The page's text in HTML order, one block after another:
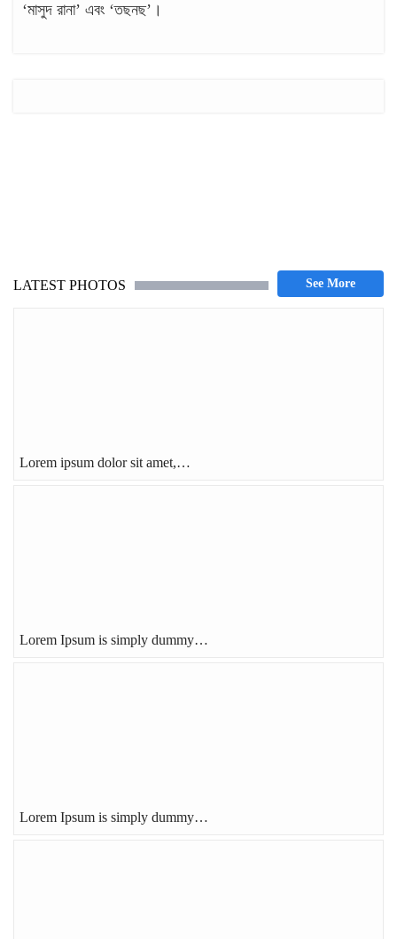
‘মাসুদ রানা’ এবং ‘তছনছ’।
LATEST PHOTOS
Lorem ipsum dolor sit amet,…
Lorem Ipsum is simply dummy…
Lorem Ipsum is simply dummy…